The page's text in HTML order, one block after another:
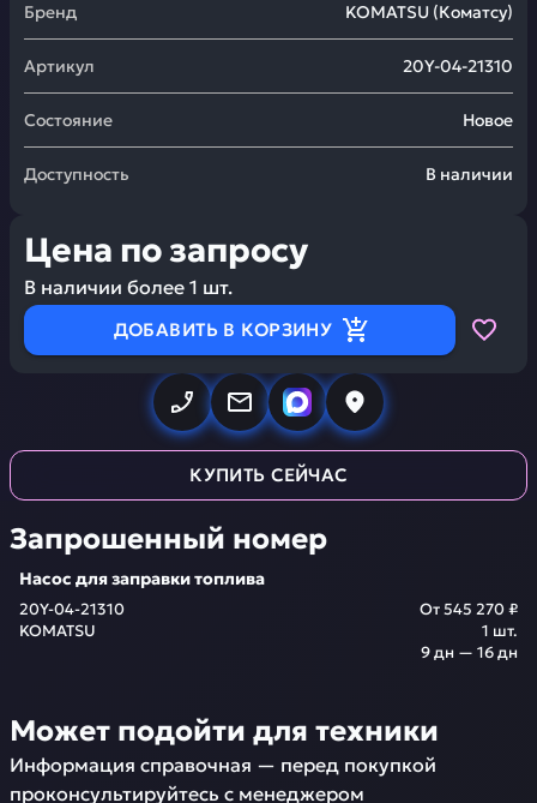
Бренд KOMATSU (Коматсу)
Артикул 20Y-04-21310
Состояние Новое
Доступность В наличии
Цена по запросу
В наличии более 1 шт.
ДОБАВИТЬ В КОРЗИНУ
КУПИТЬ СЕЙЧАС
Запрошенный номер
20Y-04-21310
KOMATSU
Насос для заправки топлива
1 шт.
От545 270 ₽
9 дн — 16 дн
Может подойти для техники
Информация справочная — перед покупкой
проконсультируйтесь с менеджером